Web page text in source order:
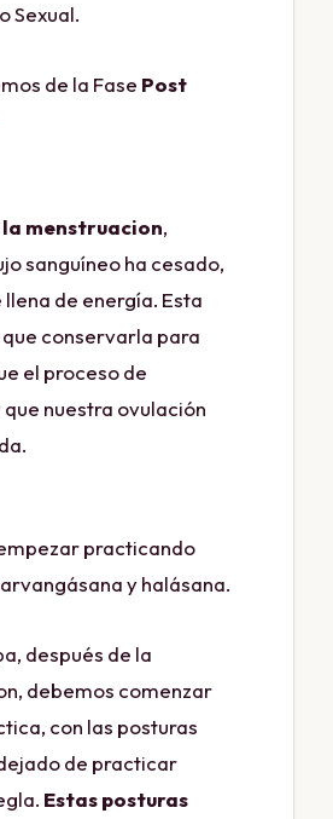
Sexual.
de la Fase Post
la menstruacion,
sanguíneo ha cesado,
de energía. Esta
conservarla para
el proceso de
que nuestra ovulación
practicando
y halásana.
después de la
debemos comenzar
con las posturas
de practicar
Estas posturas